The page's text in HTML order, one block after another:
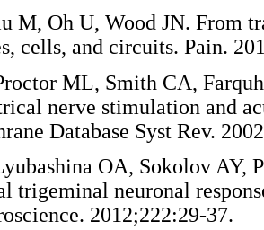
M, Oh U, Wood JN. From
cells, and circuits.
ML, Smith CA,
nerve stimulation and
Database Syst Rev.
OA, Sokolov AY,
trigeminal neuronal
2012;222:29-